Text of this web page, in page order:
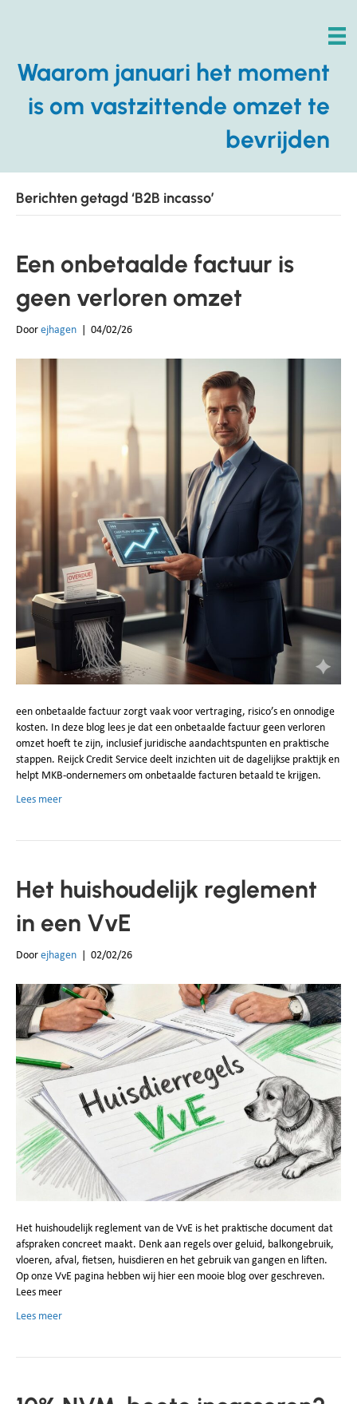
Waarom januari het moment
is om vastzittende omzet te
bevrijden
Berichten getagd ‘B2B incasso’
Een onbetaalde factuur is
geen verloren omzet
Door ejhagen 04/02/26
een onbetaalde factuur zorgt vaak voor vertraging, risico’s en onnodige
kosten. In deze blog lees je dat een onbetaalde factuur geen verloren
omzet hoeft te zijn, inclusief juridische aandachtspunten en praktische
stappen. Reijck Credit Service deelt inzichten uit de dagelijkse praktijk en
helpt MKB‑ondernemers om onbetaalde facturen betaald te krijgen.
Lees meer
Het huishoudelijk reglement
in een VvE
Door ejhagen 02/02/26
Het huishoudelijk reglement van de VvE is het praktische document dat
afspraken concreet maakt. Denk aan regels over geluid, balkongebruik,
vloeren, afval, fietsen, huisdieren en het gebruik van gangen en liften.
Op onze VvE pagina hebben wij hier een mooie blog over geschreven.
Lees meer
Lees meer